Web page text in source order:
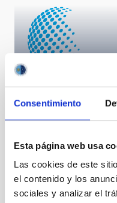
Consentimiento
Esta página web usa
Las cookies de este
el contenido y los
sociales y analizar el
CELESTE COLOR PDF